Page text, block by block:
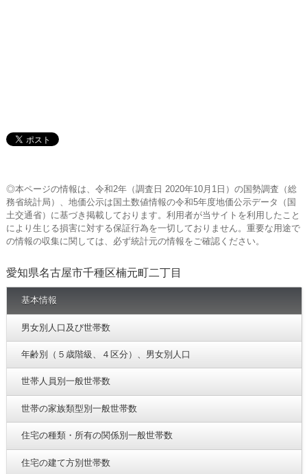
◎本ページの情報は、令和2年（調査日 2020年10月1日）の国勢調査（総
務省統計局）、地価公示は国土数値情報の令和5年度地価公示データ（国
土交通省）に基づき掲載しております。利用者が当サイトを利用したこと
により生じる損害に対する保証行為を一切しておりません。重要な用途で
の情報の収集に関しては、必ず統計元の情報をご確認ください。
愛知県名古屋市千種区楠元町二丁目
基本情報
男女別人口及び世帯数
年齢別（５歳階級、４区分）、男女別人口
世帯人員別一般世帯数
世帯の家族類型別一般世帯数
住宅の種類・所有の関係別一般世帯数
住宅の建て方別世帯数